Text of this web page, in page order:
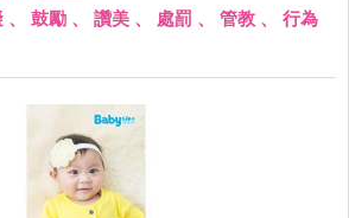
、 鼓勵 、 讚美 、 處罰 、 管教 、 行為